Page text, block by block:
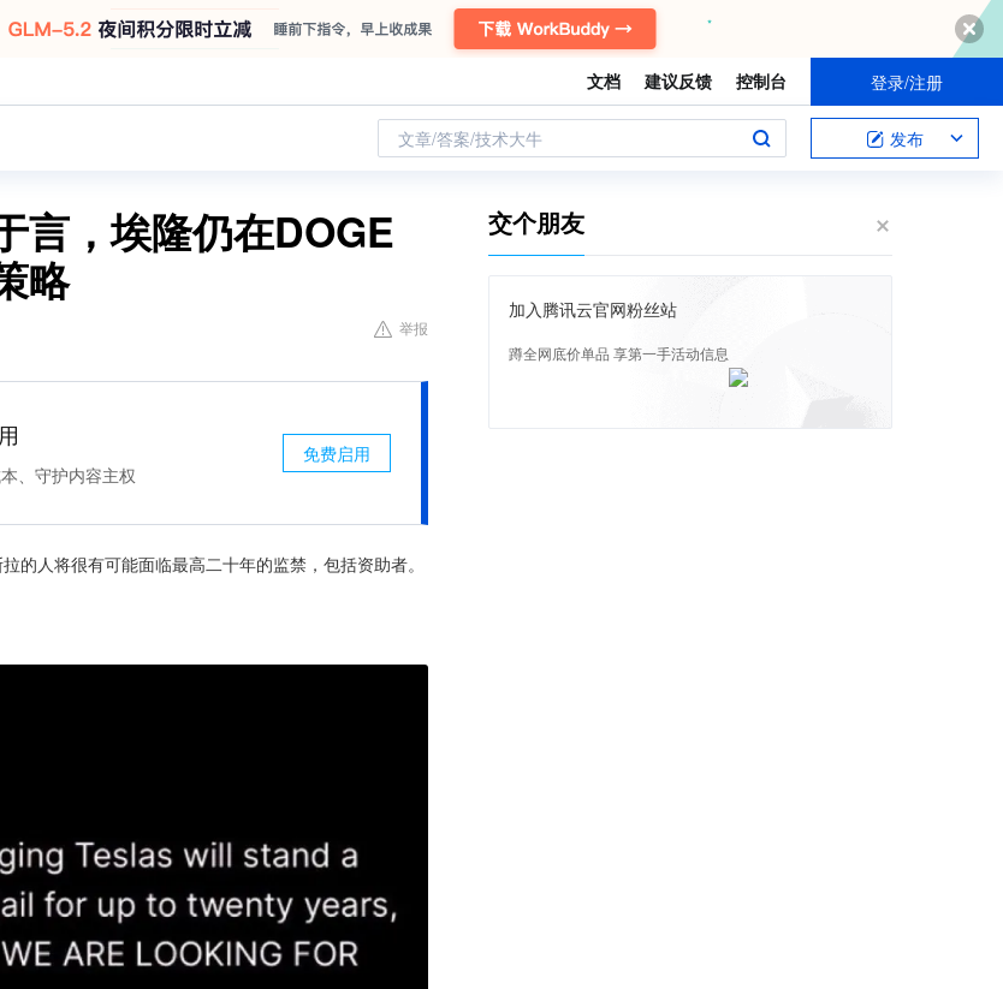
文档 建议反馈 控制台 登录/注册
文章/答案/技术大牛 发布
言，埃隆仍在DOGE
略
举报
、守护内容主权
免费启用
的人将很有可能面临最高二十年的监禁，包括资助者。
交个朋友
加入腾讯云官网粉丝站
蹲全网底价单品 享第一手活动信息